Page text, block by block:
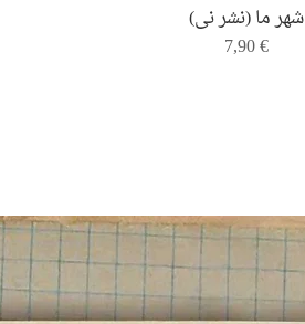
Quick View
شهر ما (نشر نی)
Price
7,90 €